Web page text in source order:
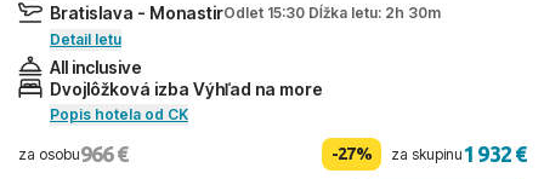
Bratislava - MonastirOdlet 15:30 Dĺžka letu: 2h 30m
Detail letu
All inclusive
Dvojlôžková izba Výhľad na more
Popis hotela od CK
za osobu966 € -27% za skupinu1 932 €